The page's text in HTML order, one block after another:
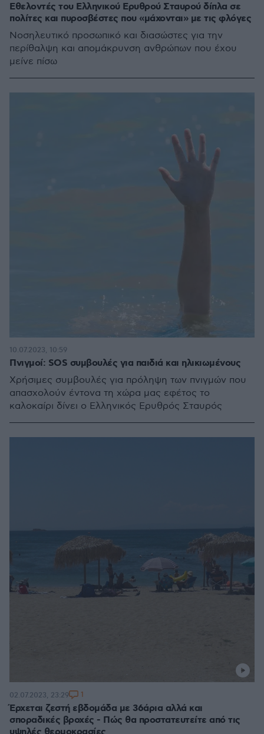
Εθελοντές του Ελληνικού Ερυθρού Σταυρού δίπλα σε
πολίτες και πυροσβέστες που «μάχονται» με τις φλόγες
Νοσηλευτικό προσωπικό και διασώστες για την
περίθαλψη και απομάκρυνση ανθρώπων που έχου
μείνε πίσω
Πνιγμοί: SOS συμβουλές για παιδιά και ηλικιωμένους
Χρήσιμες συμβουλές για πρόληψη των πνιγμών που
απασχολούν έντονα τη χώρα μας εφέτος το
καλοκαίρι δίνει ο Ελληνικός Ερυθρός Σταυρός
10.07.2023, 10:59
Έρχεται ζεστή εβδομάδα με 36άρια αλλά και
σποραδικές βροχές - Πώς θα προστατευτείτε από τις
02.07.2023, 23:29 1